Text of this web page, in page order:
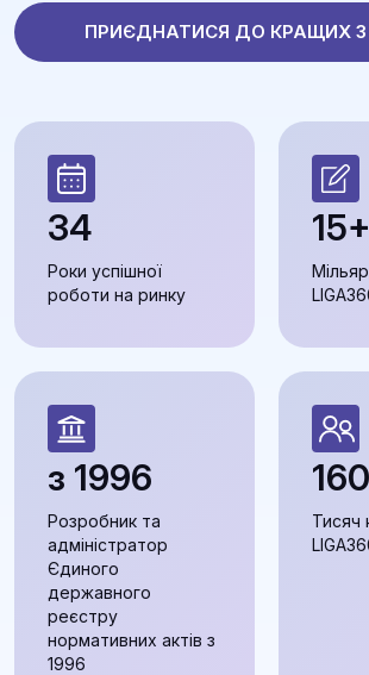
ПРИЄДНАТИСЯ ДО КРАЩИХ З
34
Роки успішної
роботи на ринку
15+
з 1996
Розробник та
адміністратор
Єдиного
державного
реєстру
нормативних актів з
1996
Тисяч